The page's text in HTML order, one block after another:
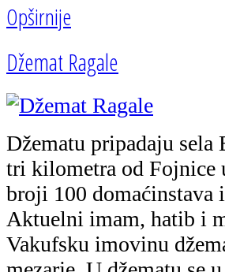
Opširnije
Džemat Ragale
Džematu pripadaju sela
tri kilometra od Fojnice
broji 100 domaćinstava
Aktuelni imam, hatib i
Vakufsku imovinu